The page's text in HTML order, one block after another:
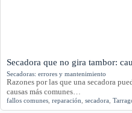
Secadora que no gira tambor:
Secadoras: errores y mantenimiento
Razones por las que una secadora
causas más comunes…
fallos comunes reparación secadora